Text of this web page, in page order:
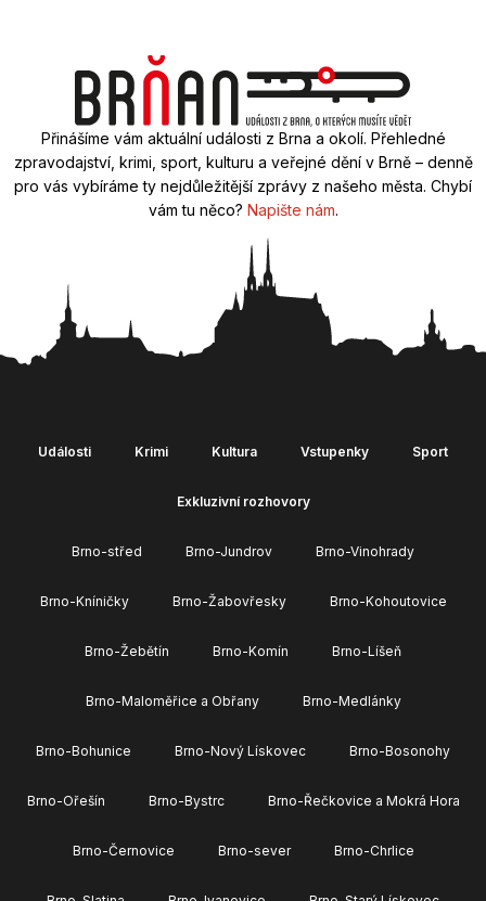
Přinášíme vám aktuální události z Brna a okolí. Přehledné
zpravodajství, krimi, sport, kulturu a veřejné dění v Brně – denně
pro vás vybíráme ty nejdůležitější zprávy z našeho města. Chybí
vám tu něco? Napište nám.
Události Krimi Kultura Vstupenky Sport
Exkluzivní rozhovory
Brno-střed Brno-Jundrov Brno-Vinohrady
Brno-Kníničky Brno-Žabovřesky Brno-Kohoutovice
Brno-Žebětín Brno-Komín Brno-Líšeň
Brno-Maloměřice a Obřany Brno-Medlánky
Brno-Bohunice Brno-Nový Lískovec Brno-Bosonohy
Brno-Ořešín Brno-Bystrc Brno-Řečkovice a Mokrá Hora
Brno-Černovice Brno-sever Brno-Chrlice